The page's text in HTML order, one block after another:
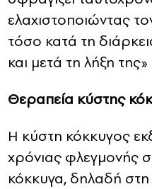
ελαχιστοποιώντας
τόσο κατά τη
και μετά τη λήξη της»
Θεραπεία κύστης
Η κύστη κόκκυγος
χρόνιας φλεγμονής
κόκκυγα, δηλαδή